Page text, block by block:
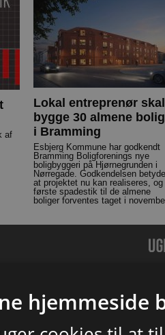
af
Lokal entreprenør skal
bygge 30 almene
i Bramming
Esbjerg Kommune har godkendt
Bramming Boligforenings nye
boligbyggeri på Hjørnegrunden i
Nørregade. Godkendelsen
at projektet nu kan realiseres, og
første spadestik til de almene
boliger forventes taget i
hjemmeside